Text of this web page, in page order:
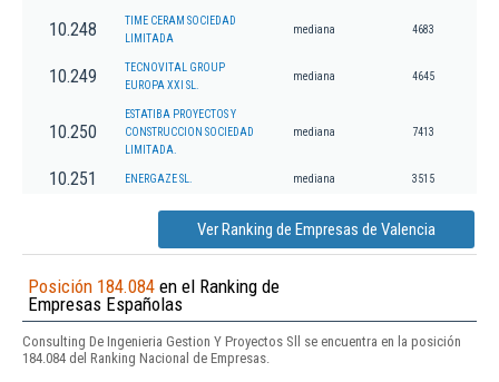
10.248
TIME CERAM SOCIEDAD
LIMITADA
mediana 4683
10.249
TECNOVITAL GROUP
EUROPA XXI SL.
mediana 4645
10.250
ESTATIBA PROYECTOS Y
CONSTRUCCION SOCIEDAD
LIMITADA.
mediana 7413
10.251 ENERGAZE SL. mediana 3515
Ver Ranking de Empresas de Valencia
Posición 184.084 en el Ranking de
Empresas Españolas
Consulting De Ingenieria Gestion Y Proyectos Sll se encuentra en la posición
184.084 del Ranking Nacional de Empresas.